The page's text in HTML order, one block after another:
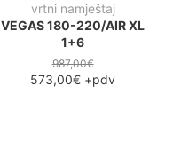
vrtni namještaj
VEGAS 180-220/AIR XL
1+6
987,00€
573,00€ +pdv